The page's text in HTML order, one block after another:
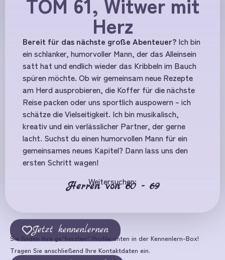
Herz
Bereit für das nächste große Abenteuer? Ich bin
ein schlanker, humorvoller Mann, der das Alleinsein
satt hat und endlich wieder das Kribbeln im Bauch
spüren möchte. Ob wir gemeinsam neue Rezepte
am Herd ausprobieren, die Koffer für die nächste
Reise packen oder uns sportlich auspowern – ich
schätze die Vielseitigkeit. Ich bin musikalisch,
kreativ und ein verlässlicher Partner, der gerne
lacht. Suchst du einen humorvollen Mann für ein
gemeinsames neues Kapitel? Dann lass uns den
ersten Schritt wagen!
Weitersuchen:
Herren von 60 - 69
Jetzt kennenlernen
Sie finden Ihre ge“herzten“ Profile unten in der Kennenlern-Box!
Tragen Sie anschließend Ihre Kontaktdaten ein.